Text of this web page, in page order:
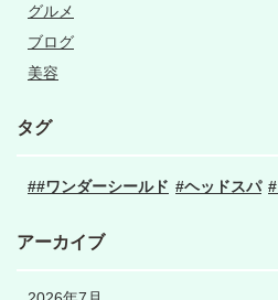
グルメ
ブログ
美容
タグ
#ワンダーシールド ヘッドスパ
アーカイブ